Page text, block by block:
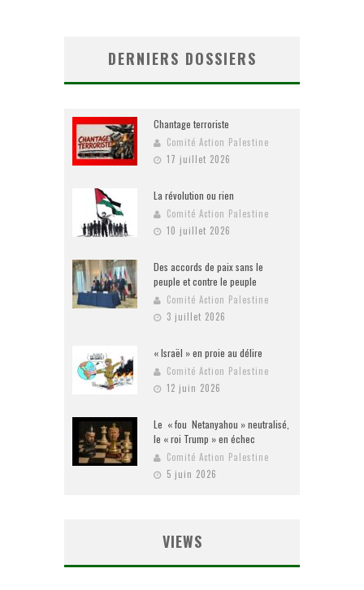
DERNIERS DOSSIERS
Chantage terroriste
Comité Action Palestine
17 juillet 2026
La révolution ou rien
Comité Action Palestine
10 juillet 2026
Des accords de paix sans le
peuple et contre le peuple
Comité Action Palestine
3 juillet 2026
« Israël » en proie au délire
Comité Action Palestine
12 juin 2026
Le « fou Netanyahou » neutralisé,
le « roi Trump » en échec
Comité Action Palestine
5 juin 2026
VIEWS